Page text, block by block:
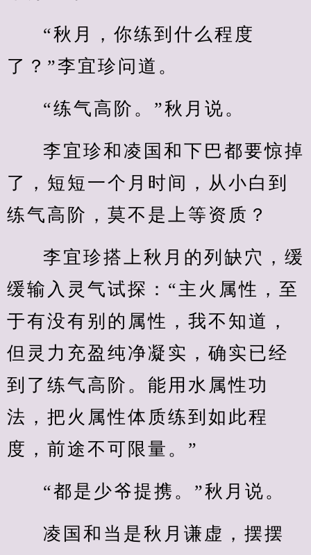
“秋月，你练到什么程度
了？”李宜珍问道。
“练气高阶。”秋月说。
李宜珍和凌国和下巴都要惊掉
了，短短一个月时间，从小白到
练气高阶，莫不是上等资质？
李宜珍搭上秋月的列缺穴，缓
缓输入灵气试探：“主火属性，至
于有没有别的属性，我不知道，
但灵力充盈纯净凝实，确实已经
到了练气高阶。能用水属性功
法，把火属性体质练到如此程
度，前途不可限量。”
“都是少爷提携。”秋月说。
凌国和当是秋月谦虚，摆摆